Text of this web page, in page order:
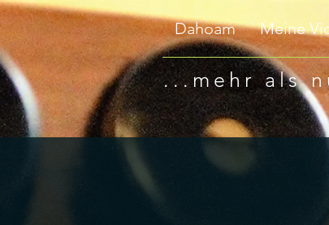
Dahoam Meine
...mehr als